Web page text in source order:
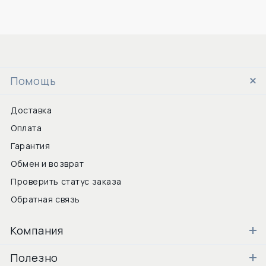
Помощь
Доставка
Оплата
Гарантия
Обмен и возврат
Проверить статус заказа
Обратная связь
Компания
Полезно